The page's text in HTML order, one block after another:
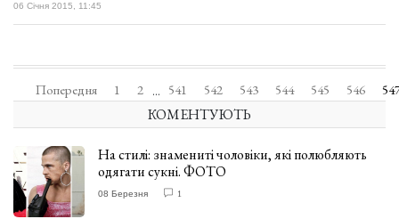
06 Січня 2015, 11:45
Попередня 1 2 ... 541 542 543 544 545 546
КОМЕНТУЮТЬ
На стилі: знамениті чоловіки, які полюбляють
одягати сукні. ФОТО
08 Березня 1